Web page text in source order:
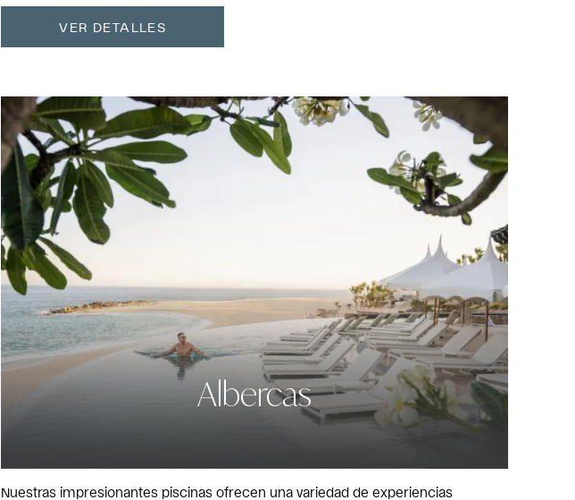
VER DETALLES
Albercas
Nuestras impresionantes piscinas ofrecen una variedad de experiencias